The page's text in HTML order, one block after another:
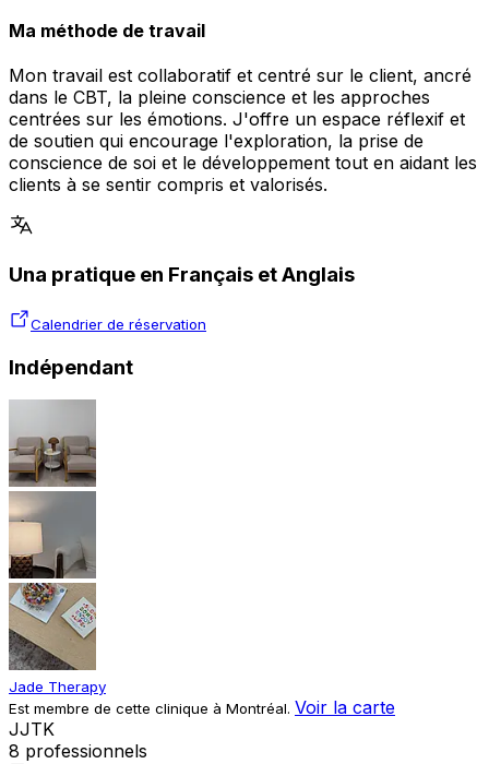
Ma méthode de travail
Mon travail est collaboratif et centré sur le client, ancré
dans le CBT, la pleine conscience et les approches
centrées sur les émotions. J'offre un espace réflexif et
de soutien qui encourage l'exploration, la prise de
conscience de soi et le développement tout en aidant les
clients à se sentir compris et valorisés.
Una pratique en Français et Anglais
Calendrier de réservation
Indépendant
Jade Therapy
Est membre de cette clinique à Montréal. Voir la carte
JJTK
8 professionnels